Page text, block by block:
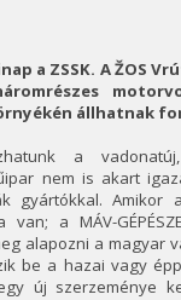
a ZSSK. A ŽOS
állhatnak
a
nem is akart
gyártókkal. Amikor
a MÁV-
alapozni a magyar
be a hazai vagy
új szerzeménye